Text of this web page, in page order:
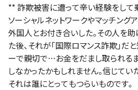
** 詐欺被害に遭って辛い経験をして
ソーシャルネットワークやマッチング
外国人とお付き合いした。その人を
た後、それが「国際ロマンス詐欺」だと
ーで親切で…お金をだまし取られる
しなかったかもしれません。信じてい
それは誰にとってもつらいものです。